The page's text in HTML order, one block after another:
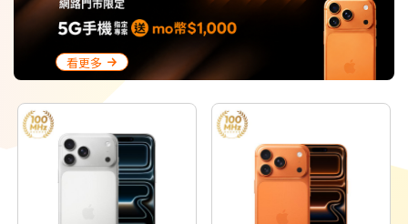
看更多